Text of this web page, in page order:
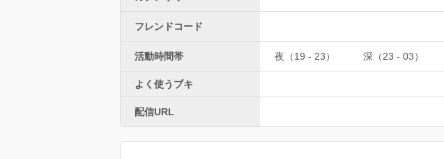
フレンドコード
活動時間帯 夜（19 - 23） 深（23 - 03）
よく使うブキ
配信URL